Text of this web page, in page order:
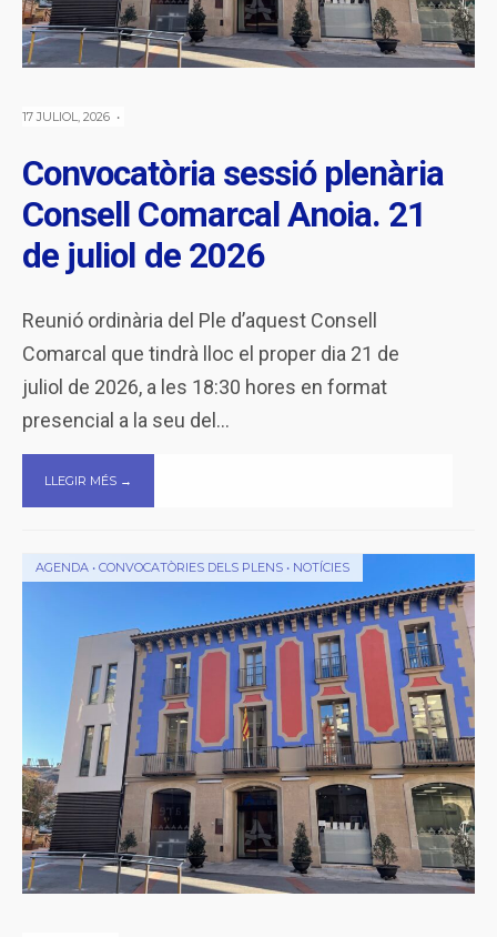
17 JULIOL, 2026 •
Convocatòria sessió plenària
Consell Comarcal Anoia. 21
de juliol de 2026
Reunió ordinària del Ple d’aquest Consell
Comarcal que tindrà lloc el proper dia 21 de
juliol de 2026, a les 18:30 hores en format
presencial a la seu del ...
LLEGIR MÉS →
AGENDA • CONVOCATÒRIES DELS PLENS • NOTÍCIES